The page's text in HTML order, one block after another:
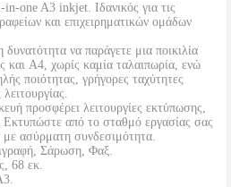
one A3 inkjet. Iδανικός για τις
και επιχειρηματικών ομάδων
να παράγετε μια ποικιλία
A4, χωρίς καμία ταλαιπωρία, ενώ
ποιότητας, γρήγορες ταχύτητες
προσφέρει λειτουργίες εκτύπωσης,
από το σταθμό εργασίας σας
ασύρματη συνδεσιμότητα.
Σάρωση, Φαξ.
68 εκ.